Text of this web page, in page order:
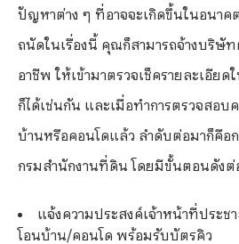
ปัญหาต่าง ๆ ที่อาจจะเกิดขึ้นในอนาค
ถนัดในเรื่องนี้ คุณก็สามารถจ้างบริษั
อาชีพ ให้เข้ามาตรวจเช็ครายละเอีย
ก็ได้เช่นกัน และเมื่อทำการตรวจสอบ
บ้านหรือคอนโดแล้ว ลำดับต่อมาก็คือก
กรมสำนักงานที่ดิน โดยมีขั้นตอนดังต่อ
แจ้งความประสงค์เจ้าหน้าที่ประ
โอนบ้าน /คอนโด พร้อมรับบัตรคิว